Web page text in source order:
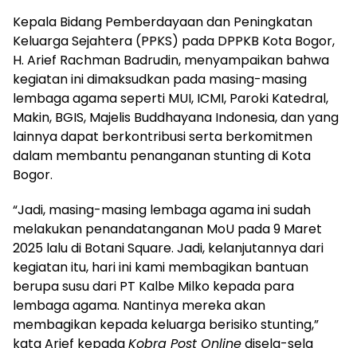
Kepala Bidang Pemberdayaan dan Peningkatan
Keluarga Sejahtera (PPKS) pada DPPKB Kota Bogor,
H. Arief Rachman Badrudin, menyampaikan bahwa
kegiatan ini dimaksudkan pada masing-masing
lembaga agama seperti MUI, ICMI, Paroki Katedral,
Makin, BGIS, Majelis Buddhayana Indonesia, dan yang
lainnya dapat berkontribusi serta berkomitmen
dalam membantu penanganan stunting di Kota
Bogor.
“Jadi, masing-masing lembaga agama ini sudah
melakukan penandatanganan MoU pada 9 Maret
2025 lalu di Botani Square. Jadi, kelanjutannya dari
kegiatan itu, hari ini kami membagikan bantuan
berupa susu dari PT Kalbe Milko kepada para
lembaga agama. Nantinya mereka akan
membagikan kepada keluarga berisiko stunting,”
kata Arief kepadaKobra Post Onlinedisela-sela